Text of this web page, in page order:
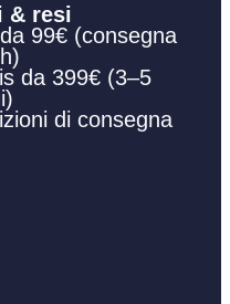
& resi
99€ (consegna
da 399€ (3–5
di consegna